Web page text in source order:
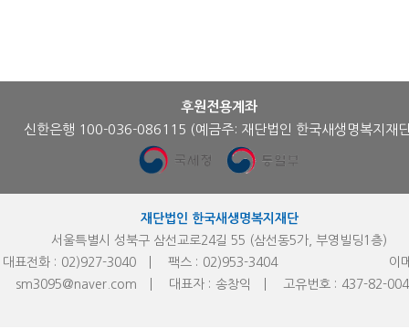
후원전용계좌
신한은행 100-036-086115 (예금주: 재단법인 한국새생명복지재
재단법인 한국새생명복지재단
서울특별시 성북구 삼선교로24길 55 (삼선동5가, 부영빌딩1층)
대표전화 : 02)927-3040 팩스 : 02)953-3404
이
sm3095@naver.com
대표자 : 송창익 고유번호 : 437-82-